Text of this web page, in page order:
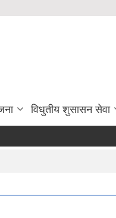
विधुतीय शुसासन सेवा